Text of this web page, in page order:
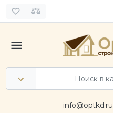
info@optkd.ru